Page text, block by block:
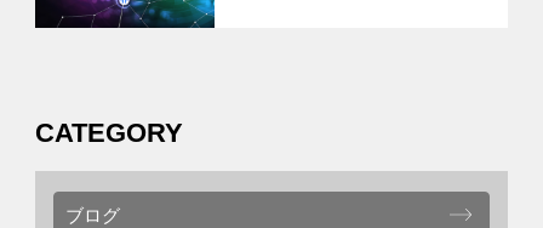
CATEGORY
ブログ